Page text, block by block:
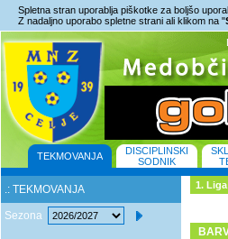
Spletna stran uporablja piškotke za boljšo
Z nadaljno uporabo spletne strani ali klikom na "
TEKMOVANJA
DISCIPLINSKI
SODNIK
.: TEKMOVANJA
Sezona
1.